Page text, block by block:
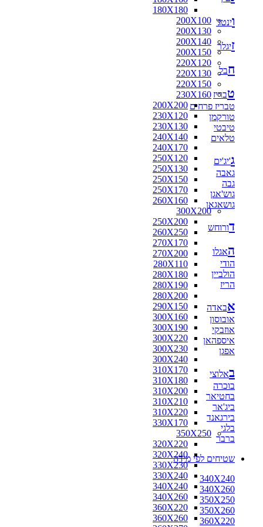
180X180
200X100
200X130
200X140
200X150
220X120
220X130
220X150
230X160
200X200
230X120
230X130
240X140
240X170
250X120
250X130
250X150
250X170
260X160
300X200
250X200
260X250
270X170
270X200
280X110
280X180
280X190
280X200
290X150
300X160
300X190
300X220
300X230
300X240
310X170
310X180
310X200
310X210
310X220
330X170
350X250
320X220
320X240
330X230
330X240
340X240
340X260
360X220
360X260
וינטג'
זיגלר
חבל
טבריז
טבריז פרחים
טורקמן
טיבטי
טלאים
ג'יג'ים
גאבה
גבה
גוש'אגן
גושאגאן
דורוחש
האגלו
הודי
הולביין
הריז
אבאדה
אובוסון
אוזבקי
איספהאן
אפגן
באלוצי
בוכרה
בחטיאר
ביג'אר
בירגאנד
בלגי
ברבר
שטיחים לפי מידה
340X240
340X260
350X250
350X260
360X220